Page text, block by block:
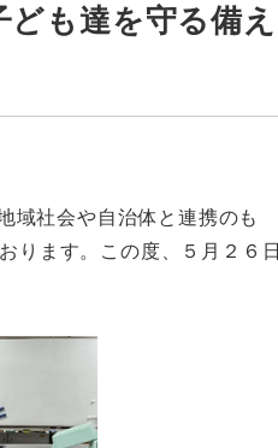
も達を守る備え
社会や自治体と連携のも
ります。この度、５月２６日